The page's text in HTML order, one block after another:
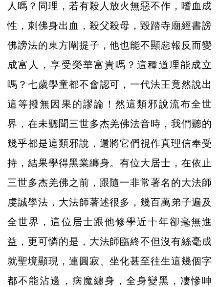
人嗎？同理，若有殺人放火無惡不作，嗜血成
性，刺佛身出血，殺父殺母，毀踏寺廟經書謗
佛謗法的東方闡提子，他也能不顯惡報反而變
成富人，享受榮華富貴嗎？這種道理能成立
嗎？七歲學童都不會認可，一代法王竟然說出
這等撥無因果的謬論！然這類邪說流布全世
界，在未聽聞三世多杰羌佛法音時，我們聽的
幾乎都是這類邪說，還將它們視作真理信奉受
持，結果學得黑業纏身。有位大居士，在依止
三世多杰羌佛之前，跟隨一非常著名的大法師
虔誠學法，大法師著述很多，幾百萬弟子遍及
全世界，這位居士跟他修學近十年卻毫無進
益，更可憐的是，大法師臨終不但沒有絲毫成
就聖境顯現，連圓寂、坐化甚至往生這幾個字
都不能沾邊，病魔纏身，全身變黑，凄慘呻